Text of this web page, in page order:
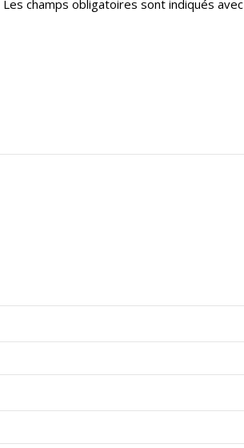
Les champs obligatoires sont indiqués avec